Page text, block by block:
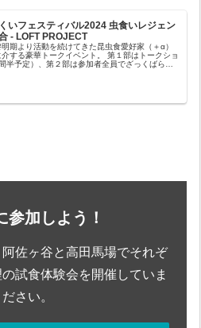
いフェスティバル2024 虫食いレジェン
- LOFT PROJECT
期より活動を続けてきた昆虫食愛好家（＋α）
する豪華トークイベント。 第１部はトークショ
半予定）、第２部は参加者全員でざっくばらん
参加しよう！
佐ヶ谷と高田馬場でそれぞ
試食体験会を開催していま
さい。